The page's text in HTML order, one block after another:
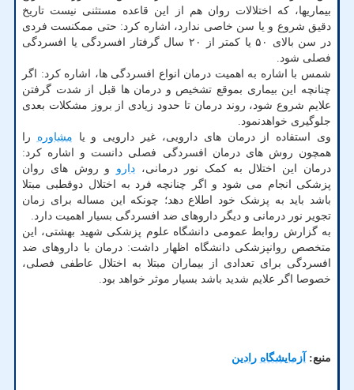
بیماریها، که اختلالات روان هم از این قاعده مستثنی نیست تاریخ
دقیق شروع و یا سن خاصی ندارد، اشاره کرد: حتی ممکنست فردی
در سن بالای ۵۰ یا کمتر از ۲۰ سال گرفتار افسردگی یا افسردگی
فصلی شود.
شمس با اشاره به اهمیت درمان انواع افسردگی ها، اشاره کرد: اگر
چنانچه این بیماری بموقع تشخیص و درمان ها قبل از شدت گرفتن
علایم شروع شود، روند درمان تا حدود زیادی از بروز مشکلات بعدی
جلوگیری خواهدنمود.
وی استفاده از درمان های دارویی، غیر دارویی و یا مشاوره را
همچون روش های درمان افسردگی فصلی دانست و اشاره کرد:
درمان این اختلال به کمک نور درمانی، دارو و روش های روان
پزشکی انجام می شود و اگر چنانچه فرد به اختلال دوقطبی مبتلا
باشد باید به پزشک خود اطلاع دهد؛ چونکه این مساله برای زمان
تجویر نور درمانی و دیگر داروهای ضد افسردگی بسیار اهمیت دارد.
به گزارش روابط عمومی دانشگاه علوم پزشکی شهید بهشتی، این
متخصص روانپزشکی دانشگاه اظهار داشت: درمان با داروهای ضد
افسردگی برای تعدادی از بیماران مبتلا به اختلال عاطفی فصلی،
خصوصا اگر علایم شدید باشد بسیار موثر خواهد بود.
منبع: آزمایشگاه رادین